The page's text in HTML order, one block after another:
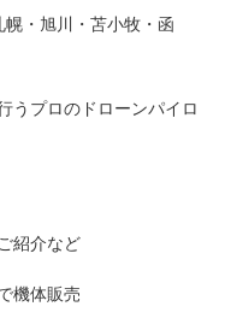
・旭川・苫小牧・函
うプロのドローンパイロ
紹介など
機体販売